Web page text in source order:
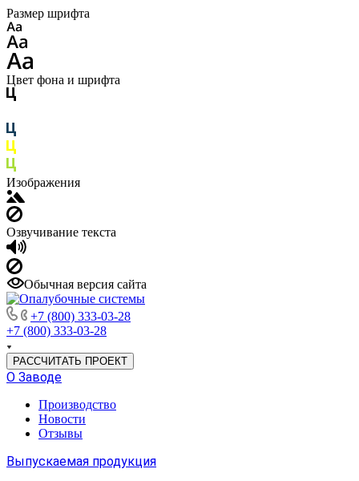
Размер шрифта
Цвет фона и шрифта
Изображения
Озвучивание текста
Обычная версия сайта
+7 (800) 333-03-28
+7 (800) 333-03-28
РАССЧИТАТЬ ПРОЕКТ
О Заводе
Производство
Новости
Отзывы
Выпускаемая продукция